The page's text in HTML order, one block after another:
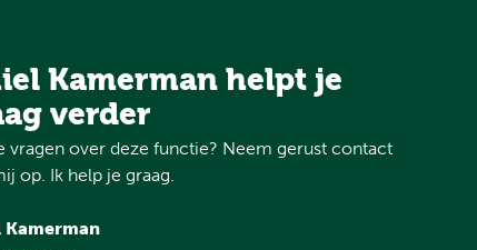
Kamerman helpt je
verder
vragen over deze functie? Neem gerust contact
op. Ik help je graag.
Kamerman